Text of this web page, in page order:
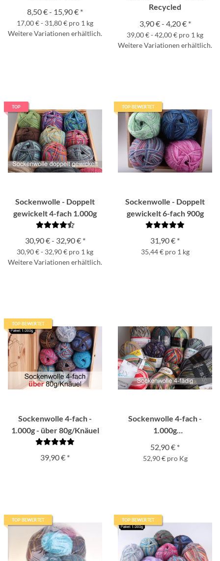
8,50 € - 15,90 € *
17,00 € - 31,80 € pro 1 kg
Weitere Variationen erhältlich.
Recycled
3,90 € - 4,20 € *
39,00 € - 42,00 € pro 1 kg
Weitere Variationen erhältlich.
TOP
Sockenwolle - Doppelt
gewickelt 4-fach 1.000g
30,90 € - 32,90 € *
30,90 € - 32,90 € pro 1 kg
Weitere Variationen erhältlich.
TOP BEWERTET
Sockenwolle - Doppelt
gewickelt 6-fach 900g
31,90 € *
35,44 € pro 1 kg
TOP BEWERTET
Sockenwolle 4-fach -
1.000g - über 80g/Knäuel
39,90 € *
Sockenwolle 4-fach -
1.000g
52,90 € *
52,90 € pro Kg
TOP BEWERTET TOP BEWERTET